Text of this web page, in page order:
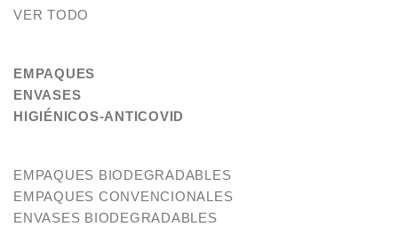
VER TODO
EMPAQUES
ENVASES
HIGIÉNICOS-ANTICOVID
EMPAQUES BIODEGRADABLES
EMPAQUES CONVENCIONALES
ENVASES BIODEGRADABLES